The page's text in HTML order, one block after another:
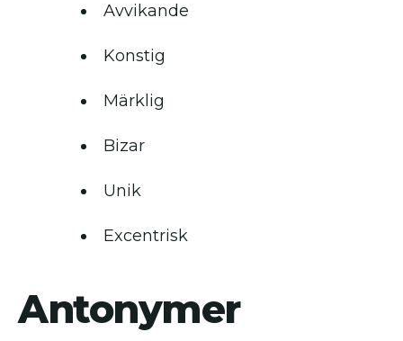
Avvikande
Konstig
Märklig
Bizar
Unik
Excentrisk
Antonymer